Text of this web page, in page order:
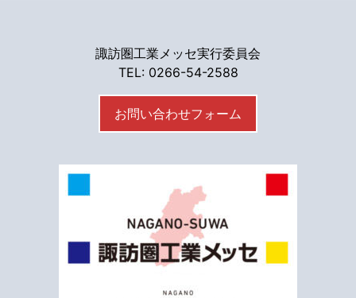
諏訪圏工業メッセ実行委員会
TEL: 0266-54-2588
お問い合わせフォーム